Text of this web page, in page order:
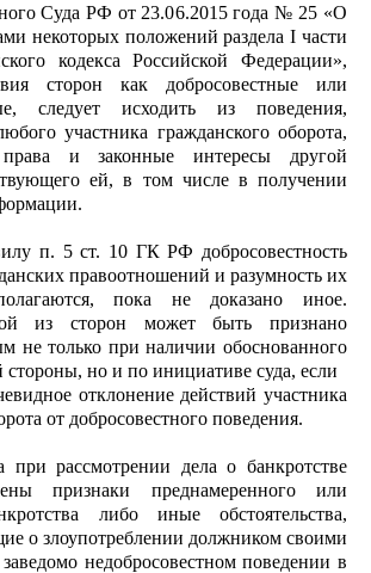
Суда РФ от 23.06.2015 года № 25 «О
некоторых положений раздела I части
кодекса Российской Федерации»,
сторон как добросовестные или
следует исходить из поведения,
участника гражданского оборота,
и законные интересы другой
ей, в том числе в получении
п. 5 ст. 10 ГК РФ добросовестность
правоотношений и разумность их
пока не доказано иное.
из сторон может быть признано
не только при наличии обоснованного
стороны, но и по инициативе суда, если
отклонение действий участника
от добросовестного поведения.
при рассмотрении дела о банкротстве
признаки преднамеренного или
либо иные обстоятельства,
о злоупотреблении должником своими
недобросовестном поведении в